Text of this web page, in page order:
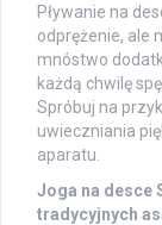
Pływanie na
odprężenie, ale
mnóstwo
każdą chwilę
Spróbuj na
uwieczniania
aparatu.
Joga na desce
tradycyjnych